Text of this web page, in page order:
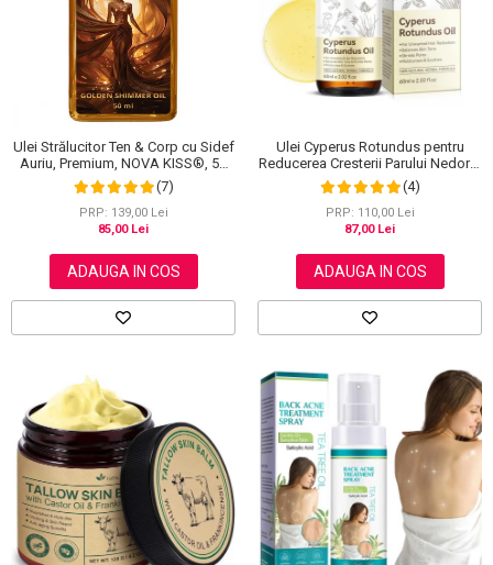
Scrub / Balsam de buze
Netestate pe Animale
Ulei Strălucitor Ten & Corp cu Sidef
Auriu, Premium, NOVA KISS®, 50
ml
(7)
PRP: 139,00 Lei
85,00 Lei
ADAUGA IN COS
Ulei Cyperus Rotundus pentru
Reducerea Cresterii Parului Nedorit,
100% Formula Naturala, NOVA
KISS®, 60 ml
(4)
PRP: 110,00 Lei
87,00 Lei
ADAUGA IN COS